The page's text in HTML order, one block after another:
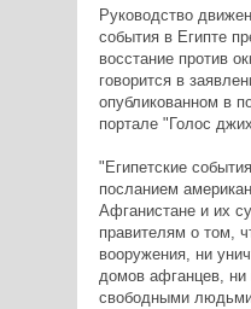
Руководство
события в Египте
восстание против
говорится в
опубликованном в
портале "Голос
"Египетские
посланием
Афганистане и их
правителям о том,
вооружения, ни
домов афганцев, ни
свободными